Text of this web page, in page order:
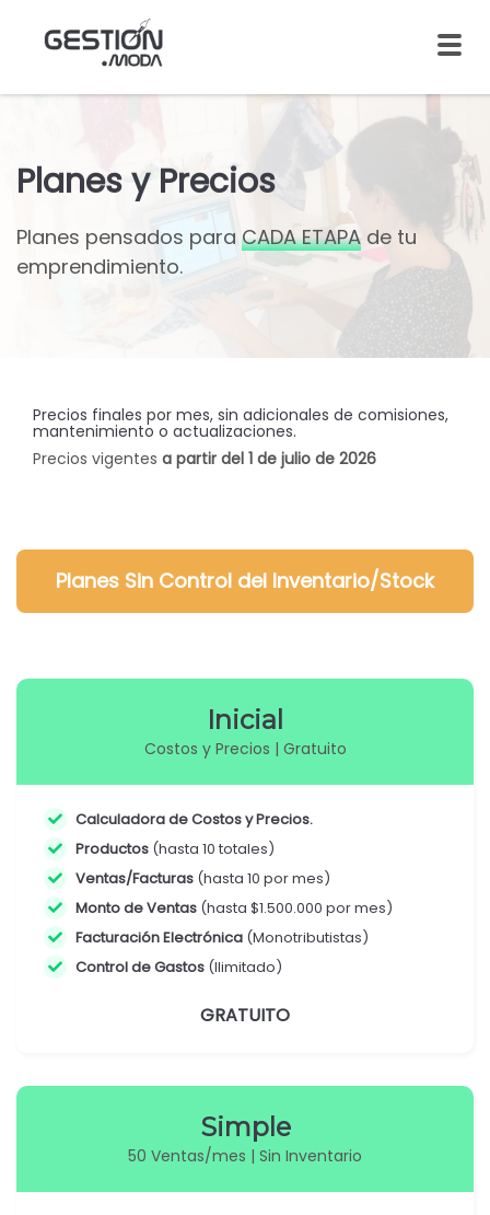
Planes y Precios
Planes pensados para CADA ETAPA de tu
emprendimiento.
Precios finales por mes, sin adicionales de comisiones,
mantenimiento o actualizaciones.
Precios vigentes a partir del 1 de julio de 2026
Planes Sin Control del Inventario/Stock
Inicial
Costos y Precios | Gratuito
Calculadora de Costos y Precios.
Productos (hasta 10 totales)
Ventas/Facturas (hasta 10 por mes)
Monto de Ventas (hasta $1.500.000 por mes)
Facturación Electrónica (Monotributistas)
Control de Gastos (Ilimitado)
GRATUITO
Simple
50 Ventas/mes | Sin Inventario